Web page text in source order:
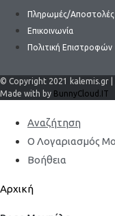
Πληρωμές/Αποστολές
Επικοινωνία
Πολιτική Επιστροφών
© Copyright 2021 kalemis.gr |
Made with by BunnyCloud.IT
Αναζήτηση
Ο Λογαριασμός
Βοήθεια
Αρχική